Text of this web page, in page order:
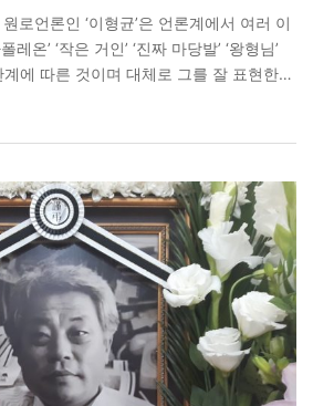
로언론인 ‘이형균’은 언론계에서 여러 이
레온’ ‘작은 거인’ ‘진짜 마당발’ ‘왕형님’
계에 따른 것이며 대체로 그를 잘 표현한
16년반이 지났다. 중국기자협회와의 정기
포함해 모두 10명으로 구성된 ‘한국기자